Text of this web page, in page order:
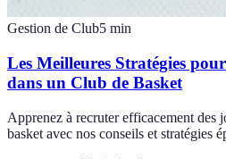
Gestion de Club5 min
Les Meilleures Stratégies
dans un Club de Basket
Apprenez à recruter efficacement des
basket avec nos conseils et stratégies